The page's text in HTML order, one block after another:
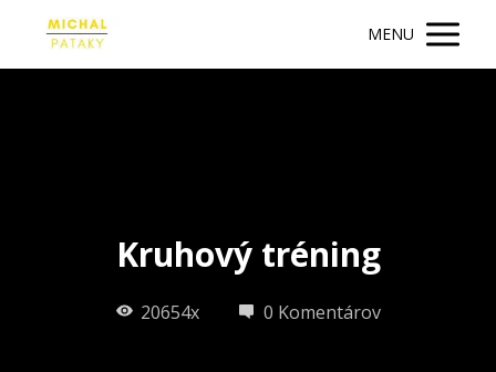
MENU
Kruhový tréning
20654x 0 Komentárov